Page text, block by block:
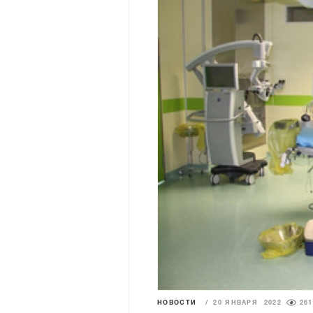
НОВОСТИ / 20 ЯНВАРЯ 2022